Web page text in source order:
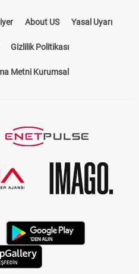
About US Yasal Uyarı
Gizlilik Politikası
Metni Kurumsal